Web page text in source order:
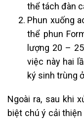
thể tách đàn
Phun xuống
thể phun
lượng 20 –
việc này hai
ký sinh trùng
Ngoài ra, sau khi
biệt chú ý cải